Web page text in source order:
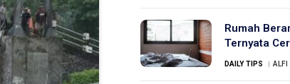
Rumah
Ternyata
Kepribadian
DAILY TIPS ALFI